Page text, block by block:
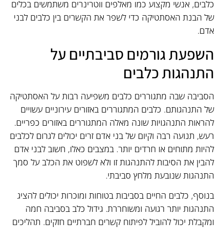
כלבים, אנשי מקצוע כמו מאלפים ווטרינרים משתמשים בכלים
של הבנת האסתטיקה כדי לשפר את הקשרים בין כלבים לבני
אדם.
השפעת גורמים סביבתיים על
התנהגות כלבים
הסביבה שבה מתגוררים כלבים משפיעה רבות על האסתטיקה
של התנהגותם. כלבים המתגוררים באזורים עירוניים עשויים
להראות התנהגויות שונה מאלה המתגוררים באזורים כפריים.
רעש, תנועה רבה וקיום של בני אדם זרים יכולים לגרום לכלבים
להיות מתוחים או חרדים יותר. במצבים כאלו, חשוב לבני אדם
להבין את הסיבות להתנהגות זו ולא לשפוט את הכלב על סמך
התנהגות שנובעת מלחץ סביבתי.
בנוסף, כלבים החיים בסביבות בטוחות ומוכרות יכולים להציג
התנהגות יותר רגועה ומשוחררת. גידול כלב בסביבה חמה
ומקבלת יכול להוביל לפיתוח קשרים חברתיים חזקים. תהליכים